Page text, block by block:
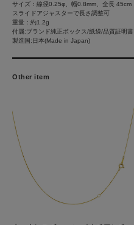
サイズ：線径0.25φ、幅0.8mm、全長 45cm
スライドアジャスターで長さ調整可
重量：約1.2g
付属:ブランド純正ボックス/紙袋/品質証明書
製造国:日本(Made in Japan)
Other item